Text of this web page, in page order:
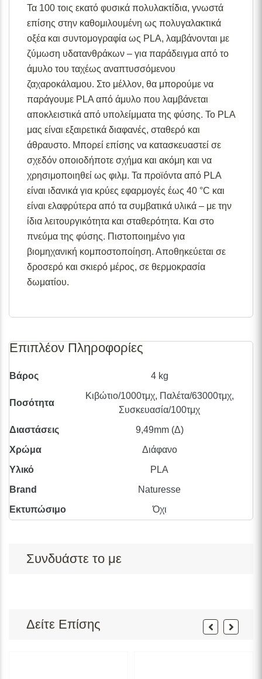
Τα 100 τοις εκατό φυσικά πολυλακτίδια, γνωστά
επίσης στην καθομιλουμένη ως πολυγαλακτικά
οξέα και συντομογραφία ως PLA, λαμβάνονται με
ζύμωση υδατανθράκων – για παράδειγμα από το
άμυλο του ταχέως αναπτυσσόμενου
ζαχαροκάλαμου. Στο μέλλον, θα μπορούμε να
παράγουμε PLA από άμυλο που λαμβάνεται
αποκλειστικά από υπολείμματα της φύσης. Το PLA
μας είναι εξαιρετικά διαφανές, σταθερό και
άθραυστο. Μπορεί επίσης να κατασκευαστεί σε
σχεδόν οποιοδήποτε σχήμα και ακόμη και να
χρησιμοποιηθεί ως φιλμ. Τα προϊόντα από PLA
είναι ιδανικά για κρύες εφαρμογές έως 40 °C και
είναι ελαφρύτερα από τα συμβατικά υλικά – με την
ίδια λειτουργικότητα και σταθερότητα. Και στο
πνεύμα της φύσης. Πιστοποιημένο για
βιομηχανική κομποστοποίηση. Αποθηκεύεται σε
δροσερό και σκιερό μέρος, σε θερμοκρασία
δωματίου.
Επιπλέον Πληροφορίες
Βάρος 4 kg
Ποσότητα
Κιβώτιο/1000τμχ, Παλέτα/63000τμχ,
Συσκευασία/100τμχ
Διαστάσεις
9,49mm (Δ)
Χρώμα
Διάφανο
Υλικό
PLA
Brand
Naturesse
Εκτυπώσιμο
Όχι
Συνδυάστε το με
Δείτε Επίσης